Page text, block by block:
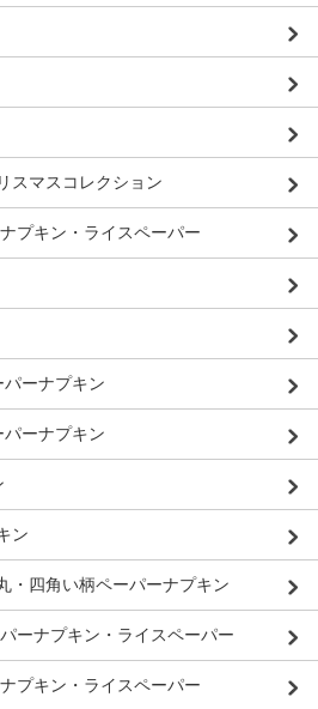
スマスコレクション
プキン・ライスペーパー
ーナプキン
ーナプキン
ン
・四角い柄ペーパーナプキン
ーナプキン・ライスペーパー
プキン・ライスペーパー